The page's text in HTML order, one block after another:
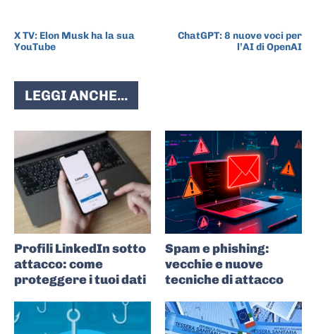
X TV: Elon Musk ha la sua
YouTube
ChatGPT: 8 nuove voci per
l’AI di OpenAI
LEGGI ANCHE...
Profili LinkedIn sotto
attacco: come
proteggere i tuoi dati
Spam e phishing:
vecchie e nuove
tecniche di attacco